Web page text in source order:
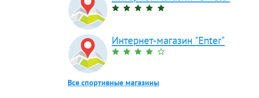
Интернет-магазин "Enter"
Все спортивные магазины